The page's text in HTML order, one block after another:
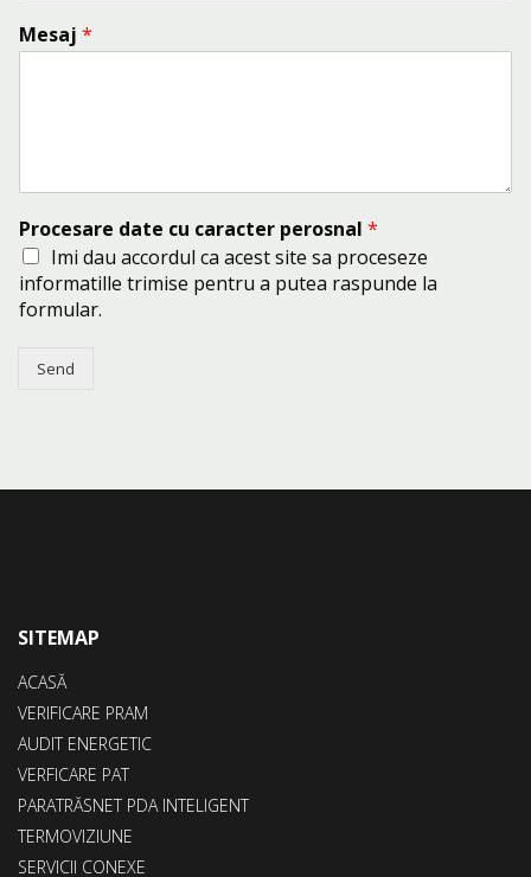
Mesaj *
Procesare date cu caracter perosnal *
Imi dau accordul ca acest site sa proceseze
informatille trimise pentru a putea raspunde la
formular.
Send
SITEMAP
ACASĂ
VERIFICARE PRAM
AUDIT ENERGETIC
VERFICARE PAT
PARATRĂSNET PDA INTELIGENT
TERMOVIZIUNE
SERVICII CONEXE